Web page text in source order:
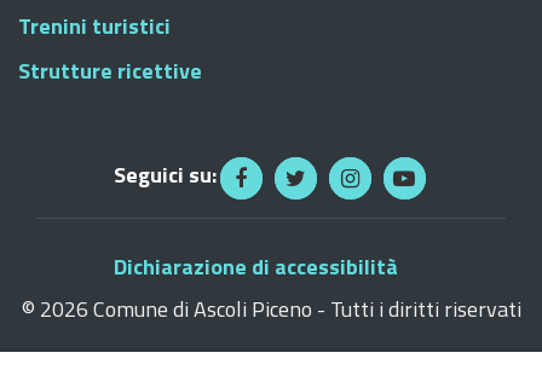
Trenini turistici
Strutture ricettive
Seguici su:
Dichiarazione di accessibilità
© 2026 Comune di Ascoli Piceno - Tutti i diritti riservati